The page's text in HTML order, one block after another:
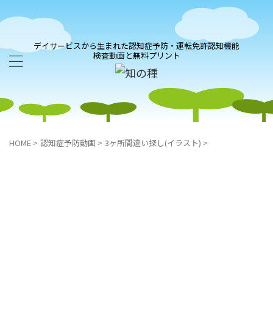
デイサービスから生まれた認知症予防・運転免許認知機能
検査動画と無料プリント
HOME > 認知症予防動画 > 3ヶ所間違い探し(イラスト) >